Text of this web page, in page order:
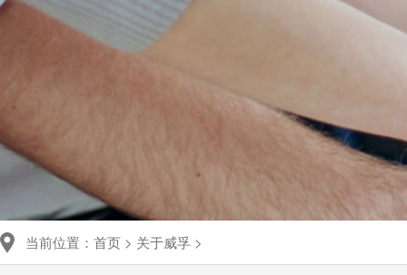
当前位置： 首页 > 关于威孚 >